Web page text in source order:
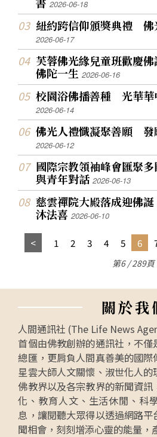
2026-06-18
紐約跨信仰頒獎典禮 佛
2026-06-17
芙蓉佛光緣兒童班歡慶
佛陀一生2026-06-16
校園浴佛播善種 光華華
2026-06-14
佛光人禮懺凝聚善願 發
2026-06-12
國際宗教領袖峰會匯聚
與青年對話2026-06-13
慈雲禪院大殿落成迎佛
沐法喜2026-06-10
1 2 3 4 5 6
第6 / 289頁
關於我
人間通訊社 (The Life News
首個由佛教創辦的通訊社，不
總匯，更肩負人間真善美的國
星雲大師人文關懷、淑世化人
佛教界以及各宗教界的新聞資
化、教育人文、生活休閒、科
息，讓閱聽大眾得以透過網路
聞相會，刻刻增添心靈的能量，